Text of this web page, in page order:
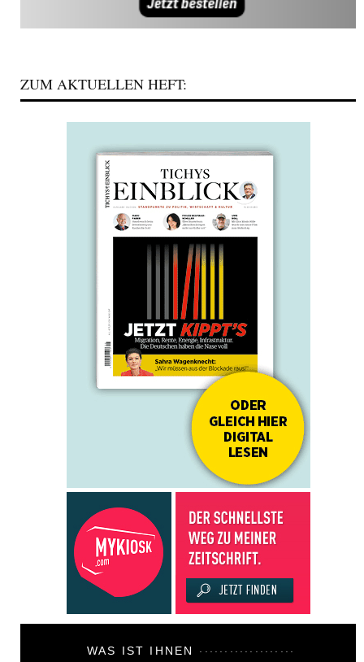
ZUM AKTUELLEN HEFT:
WAS IST IHNEN